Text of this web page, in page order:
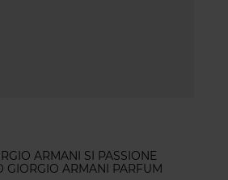
ARMANI SI PASSIONE
GIORGIO ARMANI PARFUM